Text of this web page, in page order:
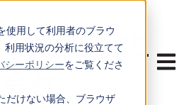
使用して利用者のブラウ
利用状況の分析に役立てて
シーポリシーをご覧くださ
だけない場合、ブラウザ
パートナ
社
メイ